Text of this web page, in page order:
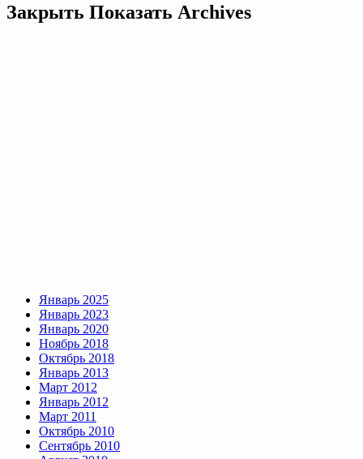
Закрыть Показать Archives
Январь 2025
Январь 2023
Январь 2020
Ноябрь 2018
Октябрь 2018
Январь 2013
Март 2012
Январь 2012
Март 2011
Октябрь 2010
Сентябрь 2010